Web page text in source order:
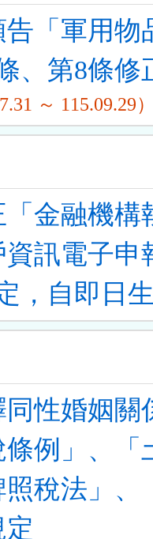
「軍用物
、第8條修
～ 115.09.29
金融機構
訊電子申
，自即日
性婚姻關
例」、「
稅法」、